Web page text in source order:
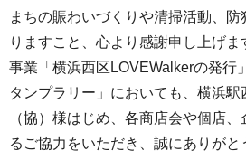
まちの賑わいづくりや清掃活動、
りますこと、心より感謝申し上げ
事業「横浜西区LOVEWalkerの発行
タンプラリー」においても、横浜駅
（協）様はじめ、各商店会や個店
るご協力をいただき、誠にありがと